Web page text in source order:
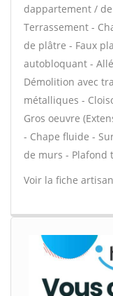
dappartement /
Terrassement -
de plâtre - Faux
autobloquant -
Démolition avec
métalliques -
Gros oeuvre
- Chape fluide -
de murs - Plafond
Voir la fiche